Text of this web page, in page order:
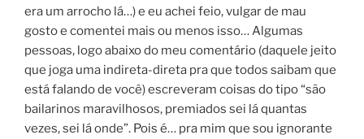
era um arrocho lá…) e eu achei feio, vulgar de mau
gosto e comentei mais ou menos isso… Algumas
pessoas, logo abaixo do meu comentário (daquele jeito
que joga uma indireta-direta pra que todos saibam que
está falando de você) escreveram coisas do tipo “são
bailarinos maravilhosos, premiados sei lá quantas
vezes, sei lá onde”. Pois é… pra mim que sou ignorante